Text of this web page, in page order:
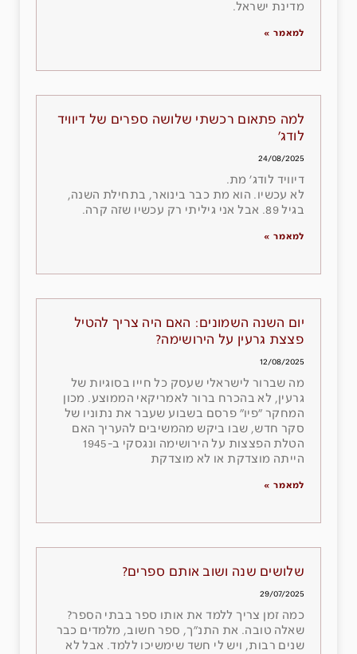
מדינת ישראל.
למאמר »
למה פתאום רכשתי שלושה ספרים של דיוויד
לודג׳
24/08/2025
דיוויד לודג׳ מת.
לא עכשיו. הוא מת כבר בינואר, בתחילת השנה,
בגיל 89. אבל אני גיליתי רק עכשיו שזה קרה.
למאמר »
יום השנה השמונים: האם היה צריך להטיל
פצצת גרעין על הירושימה?
12/08/2025
מה שברור לישראלי שעסק כל חייו בסוגיות של
גרעין, לא בהכרח ברור לאמריקאי הממוצע. מכון
המחקר ״פיו״ פרסם בשבוע שעבר את נתוניו של
סקר חדש, שבו ביקש מהמשיבים להעריך האם
הטלת הפצצות על הירושימה ונגסקי ב-1945
הייתה מוצדקת או לא מוצדקת
למאמר »
שלושים שנה ושוב אותם ספרים?
29/07/2025
כמה זמן צריך ללמד את אותו ספר בבתי הספר?
שאלה טובה. את התנ״ך, ספר חשוב, מלמדים כבר
שנים רבות, ויש לי חשד שימשיכו ללמד. אבל לא